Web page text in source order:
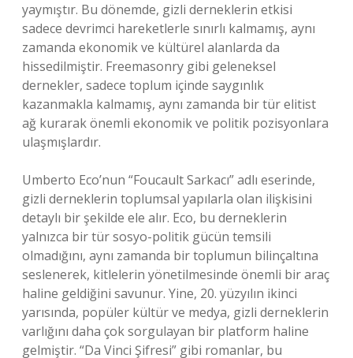
yaymıştır. Bu dönemde, gizli derneklerin etkisi
sadece devrimci hareketlerle sınırlı kalmamış, aynı
zamanda ekonomik ve kültürel alanlarda da
hissedilmiştir. Freemasonry gibi geleneksel
dernekler, sadece toplum içinde saygınlık
kazanmakla kalmamış, aynı zamanda bir tür elitist
ağ kurarak önemli ekonomik ve politik pozisyonlara
ulaşmışlardır.
Umberto Eco’nun “Foucault Sarkacı” adlı eserinde,
gizli derneklerin toplumsal yapılarla olan ilişkisini
detaylı bir şekilde ele alır. Eco, bu derneklerin
yalnızca bir tür sosyo-politik gücün temsili
olmadığını, aynı zamanda bir toplumun bilinçaltına
seslenerek, kitlelerin yönetilmesinde önemli bir araç
haline geldiğini savunur. Yine, 20. yüzyılın ikinci
yarısında, popüler kültür ve medya, gizli derneklerin
varlığını daha çok sorgulayan bir platform haline
gelmiştir. “Da Vinci Şifresi” gibi romanlar, bu